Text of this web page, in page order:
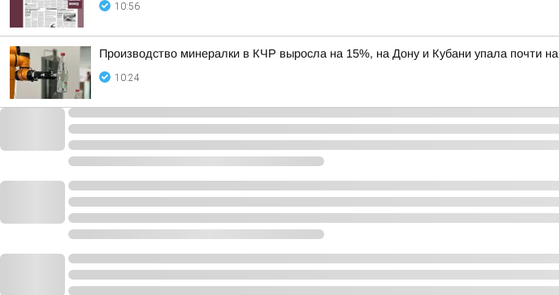
10:56
Производство минералки в КЧР выросла на 15%, на Дону и Кубани упала почти на
10:24